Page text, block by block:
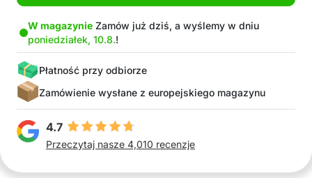
W magazynie Zamów już dziś, a wyślemy w dniu
poniedziałek, 10.8.!
Płatność przy odbiorze
Zamówienie wysłane z europejskiego magazynu
4.7
Przeczytaj nasze 4,010 recenzje